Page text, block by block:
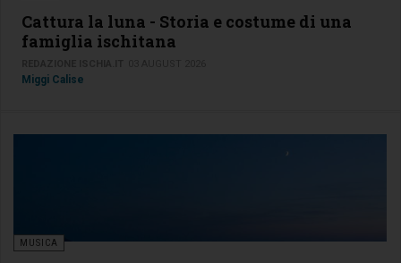
Cattura la luna - Storia e costume di una
famiglia ischitana
Miggi Calise
MUSICA